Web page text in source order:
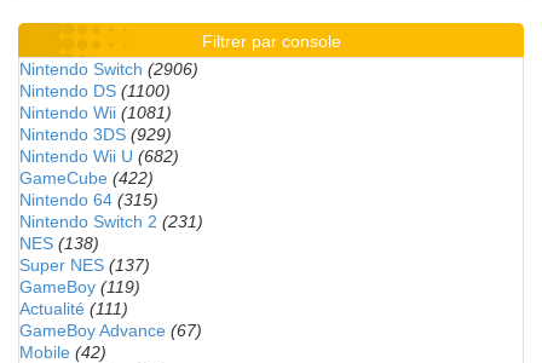
Filtrer par console
Nintendo Switch (2906)
Nintendo DS (1100)
Nintendo Wii (1081)
Nintendo 3DS (929)
Nintendo Wii U (682)
GameCube (422)
Nintendo 64 (315)
Nintendo Switch 2 (231)
NES (138)
Super NES (137)
GameBoy (119)
Actualité (111)
GameBoy Advance (67)
Mobile (42)